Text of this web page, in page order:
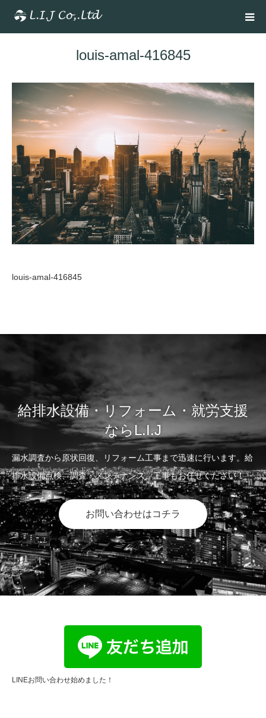
louis-amal-416845
louis-amal-416845
給排水設備・リフォーム・就労支援
ならL.I.J
漏水調査から原状回復、リフォーム工事まで迅速に行います。給
排水設備点検、調査・メンテナンス、工事もお任せください！
お問い合わせはコチラ
LINEお問い合わせ始めました！